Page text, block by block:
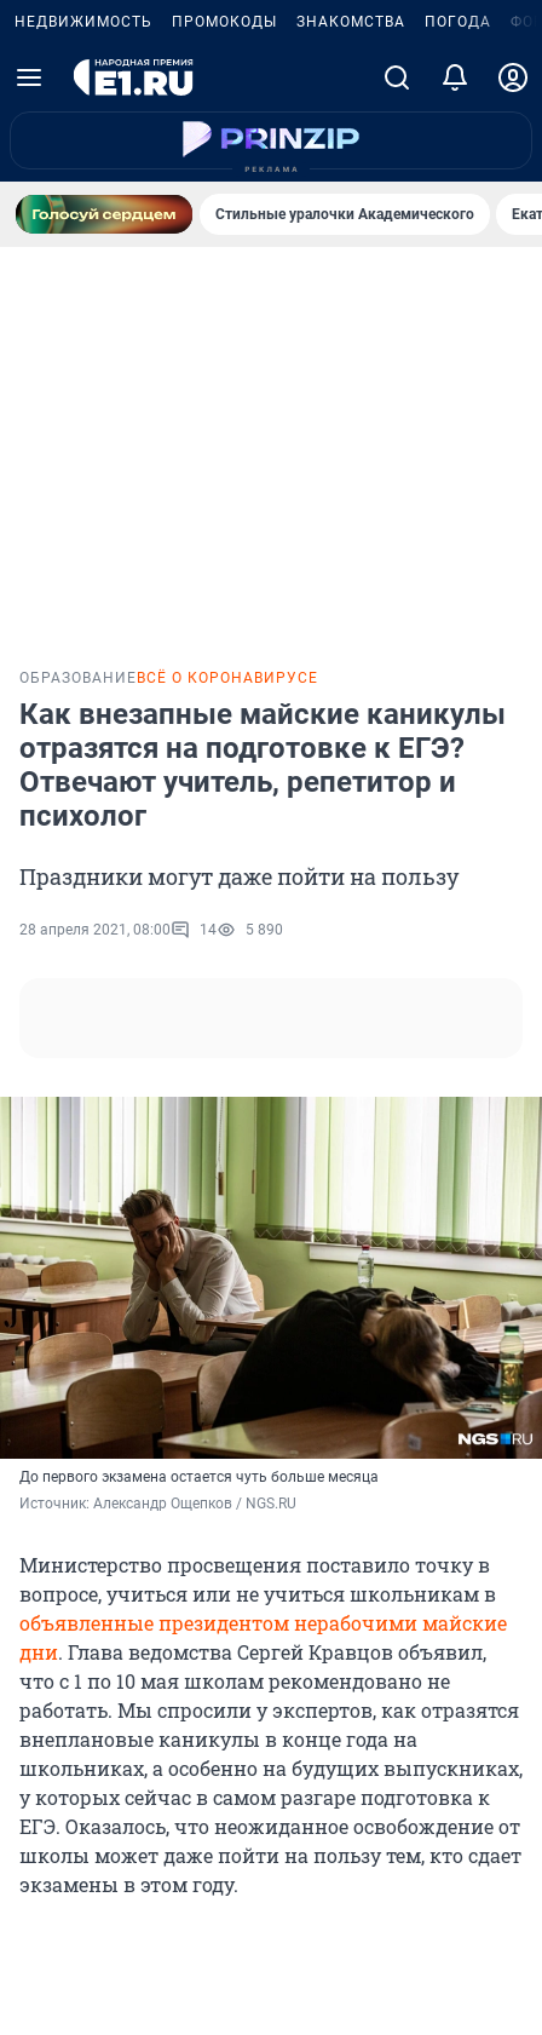
НЕДВИЖИМОСТЬ ПРОМОКОДЫ ЗНАКОМСТВА ПОГОДА
Стильные уралочки Академического
ОБРАЗОВАНИЕ ВСЁ О КОРОНАВИРУСЕ
Как внезапные майские каникулы
отразятся на подготовке к ЕГЭ?
Отвечают учитель, репетитор и
психолог
Праздники могут даже пойти на пользу
28 апреля 2021, 08:00 14 5 890
До первого экзамена остается чуть больше месяца
Источник: Александр Ощепков / NGS.RU
Министерство просвещения поставило точку в
вопросе, учиться или не учиться школьникам в
объявленные президентом нерабочими майские
дни. Глава ведомства Сергей Кравцов объявил,
что с 1 по 10 мая школам рекомендовано не
работать. Мы спросили у экспертов, как отразятся
внеплановые каникулы в конце года на
школьниках, а особенно на будущих выпускниках,
у которых сейчас в самом разгаре подготовка к
ЕГЭ. Оказалось, что неожиданное освобождение от
школы может даже пойти на пользу тем, кто сдает
экзамены в этом году.